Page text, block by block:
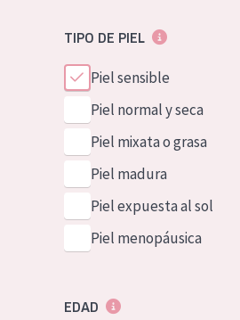
TIPO DE PIEL
Piel sensible
Piel normal y seca
Piel mixata o grasa
Piel madura
Piel expuesta al sol
Piel menopáusica
EDAD